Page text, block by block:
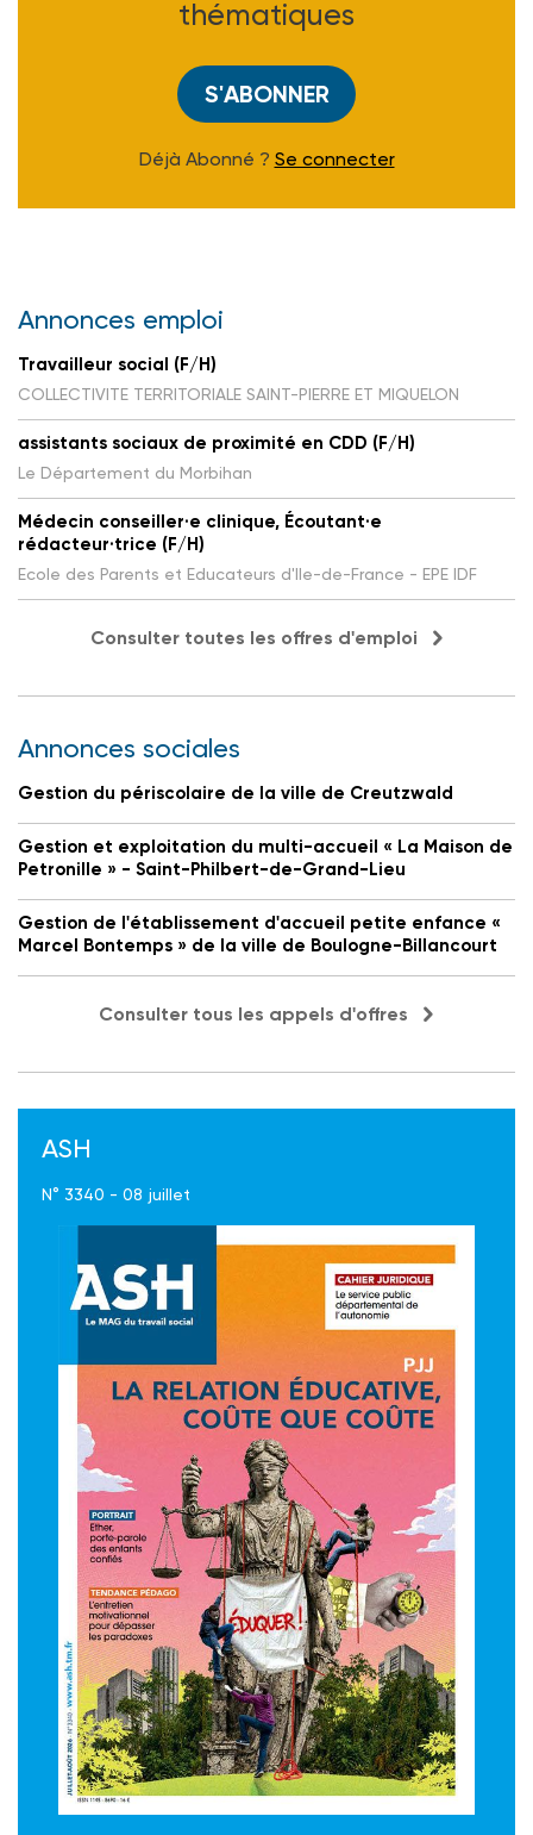
thématiques
S'ABONNER
Déjà Abonné ? Se connecter
Annonces emploi
Travailleur social (F/H)
COLLECTIVITE TERRITORIALE SAINT-PIERRE ET MIQUELON
assistants sociaux de proximité en CDD (F/H)
Le Département du Morbihan
Médecin conseiller·e clinique, Écoutant·e
rédacteur·trice (F/H)
Ecole des Parents et Educateurs d'Ile-de-France - EPE IDF
Consulter toutes les offres d'emploi
Annonces sociales
Gestion du périscolaire de la ville de Creutzwald
Gestion et exploitation du multi-accueil « La Maison de
Petronille » - Saint-Philbert-de-Grand-Lieu
Gestion de l'établissement d'accueil petite enfance «
Marcel Bontemps » de la ville de Boulogne-Billancourt
Consulter tous les appels d'offres
ASH
N° 3340 - 08 juillet